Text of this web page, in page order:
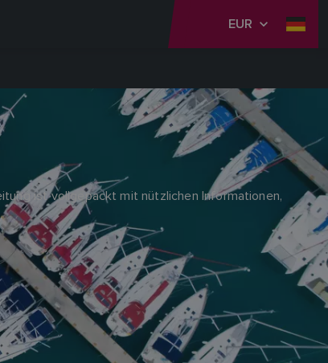
EUR
ist vollgepackt mit nützlichen Informationen,